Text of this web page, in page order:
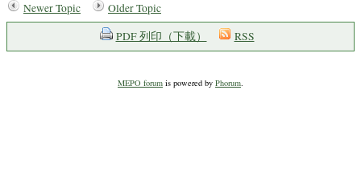
Newer Topic
Older Topic
PDF 列印（下載）
RSS
MEPO forum is powered by Phorum.